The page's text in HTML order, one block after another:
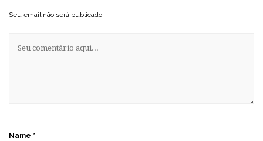
Seu email não será publicado.
Name *